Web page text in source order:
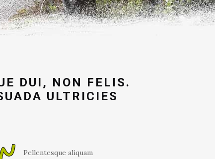
DUI, NON FELIS.
ULTRICIES
Pellentesque aliquam